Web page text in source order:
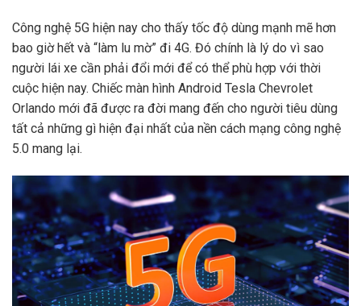
Công nghệ 5G hiện nay cho thấy tốc độ dùng mạnh mẽ hơn
bao giờ hết và “làm lu mờ” đi 4G. Đó chính là lý do vì sao
người lái xe cần phải đổi mới để có thể phù hợp với thời
cuộc hiện nay. Chiếc màn hình Android Tesla Chevrolet
Orlando mới đã được ra đời mang đến cho người tiêu dùng
tất cả những gì hiện đại nhất của nền cách mạng công nghệ
5.0 mang lại.